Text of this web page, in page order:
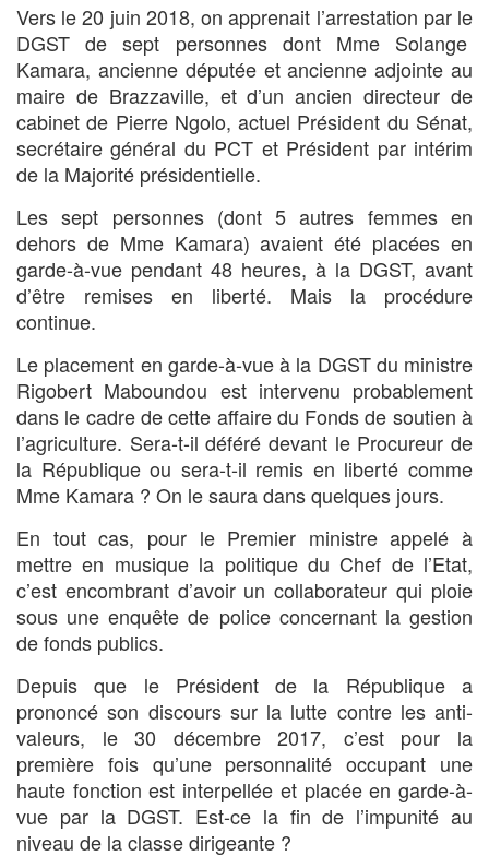
Vers le 20 juin 2018, on apprenait l’arrestation par le
DGST de sept personnes dont Mme Solange
Kamara, ancienne députée et ancienne adjointe au
maire de Brazzaville, et d’un ancien directeur de
cabinet de Pierre Ngolo, actuel Président du Sénat,
secrétaire général du PCT et Président par intérim
de la Majorité présidentielle.
Les sept personnes (dont 5 autres femmes en
dehors de Mme Kamara) avaient été placées en
garde-à-vue pendant 48 heures, à la DGST, avant
d’être remises en liberté. Mais la procédure
continue.
Le placement en garde-à-vue à la DGST du ministre
Rigobert Maboundou est intervenu probablement
dans le cadre de cette affaire du Fonds de soutien à
l’agriculture. Sera-t-il déféré devant le Procureur de
la République ou sera-t-il remis en liberté comme
Mme Kamara ? On le saura dans quelques jours.
En tout cas, pour le Premier ministre appelé à
mettre en musique la politique du Chef de l’Etat,
c’est encombrant d’avoir un collaborateur qui ploie
sous une enquête de police concernant la gestion
de fonds publics.
Depuis que le Président de la République a
prononcé son discours sur la lutte contre les anti-
valeurs, le 30 décembre 2017, c’est pour la
première fois qu’une personnalité occupant une
haute fonction est interpellée et placée en garde-à-
vue par la DGST. Est-ce la fin de l’impunité au
niveau de la classe dirigeante ?